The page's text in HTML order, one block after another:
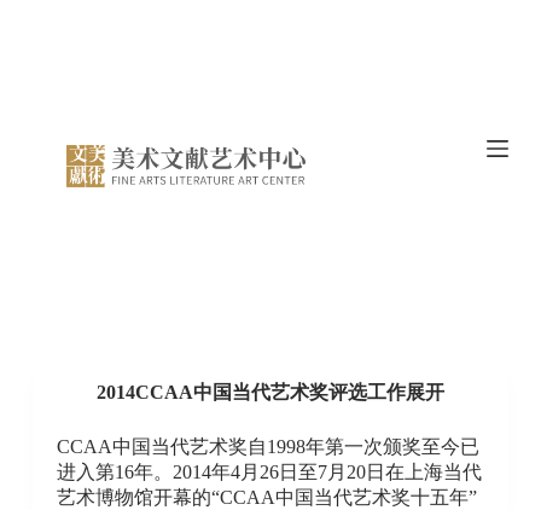
2014CCAA中国当代艺术奖评选工作展开
CCAA中国当代艺术奖自1998年第一次颁奖至今已
进入第16年。2014年4月26日至7月20日在上海当代
艺术博物馆开幕的“CCAA中国当代艺术奖十五年”